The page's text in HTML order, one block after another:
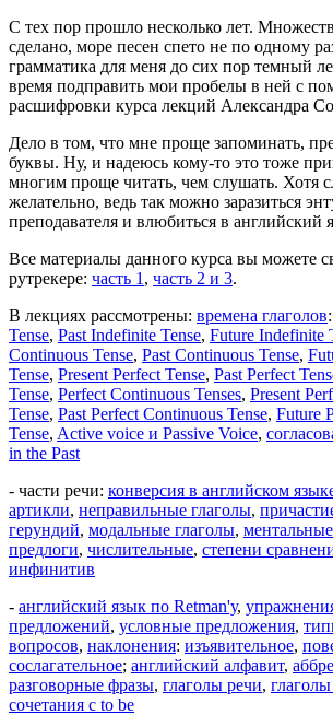
С тех пор прошло несколько лет.
сделано, море песен спето не по одному
грамматика для меня до сих пор темный
время подправить мои пробелы в ней с
расшифровки курса лекций Александра
Дело в том, что мне проще запоминать,
буквы. Ну, и надеюсь кому-то это тоже
многим проще читать, чем слушать. Хотя
желательно, ведь так можно заразиться
преподавателя и влюбиться в английский
Все материалы данного курса вы можете
рутрекере: часть 1 , часть 2 и 3.
В лекциях рассмотрены: времена глаголов:
Tense, Past Indefinite Tense, Future Indefinite
Continuous Tense, Past Continuous Tense,
Tense, Present Perfect Tense, Past Perfect
Tense, Perfect Continuous Tenses, Present
Tense, Past Perfect Continuous Tense, Future
Tense, Active voice и Passive Voice,
in the Past
- части речи: конверсия в английском
артикли, неправильные глаголы,
герундий, модальные глаголы,
предлоги, числительные, степени
инфинитив
- английский язык по Retman'у,
предложений, условные предложения,
вопросов, наклонения: изъявительное,
сослагательное; английский алфавит,
разговорные фразы, глаголы речи,
сочетания с to be